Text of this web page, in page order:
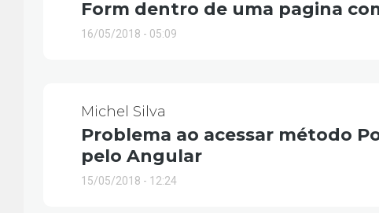
Form dentro de uma pagina
16/05/2018 - 05:09
Michel Silva
Problema ao acessar método
pelo Angular
15/05/2018 - 12:24